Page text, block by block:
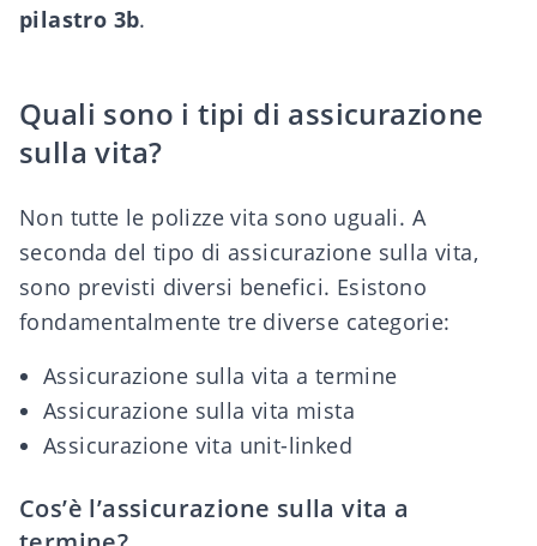
pilastro 3b.
Quali sono i tipi di assicurazione
sulla vita?
Non tutte le polizze vita sono uguali. A
seconda del tipo di assicurazione sulla vita,
sono previsti diversi benefici. Esistono
fondamentalmente tre diverse categorie:
Assicurazione sulla vita a termine
Assicurazione sulla vita mista
Assicurazione vita unit-linked
Cos’è l’assicurazione sulla vita a